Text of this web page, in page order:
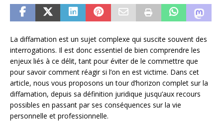
La diffamation est un sujet complexe qui suscite souvent des
interrogations. Il est donc essentiel de bien comprendre les
enjeux liés à ce délit, tant pour éviter de le commettre que
pour savoir comment réagir si l’on en est victime. Dans cet
article, nous vous proposons un tour d’horizon complet sur la
diffamation, depuis sa définition juridique jusqu’aux recours
possibles en passant par ses conséquences sur la vie
personnelle et professionnelle.